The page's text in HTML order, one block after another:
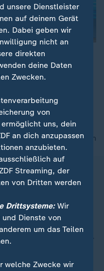
für eine
am Dienstag der
so
Schmiese.
nach oben
unsere Dienstleister
auf deinem Gerät
Dabei geben wir
nicht an
direkten
deine Daten
Zwecken.
von
uns, dein
an dich anzupassen
anzubieten.
auf
Streaming, der
von Dritten werden
Drittsysteme:Wir
Dienste von
um das Teilen
welche Zwecke wir